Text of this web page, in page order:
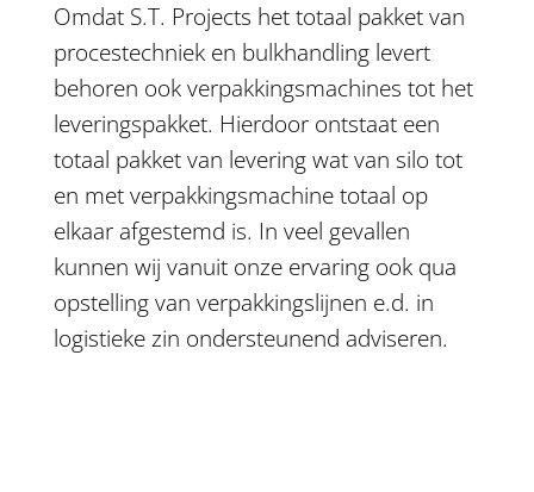
Omdat S.T. Projects het totaal pakket van
procestechniek en bulkhandling levert
behoren ook verpakkingsmachines tot het
leveringspakket. Hierdoor ontstaat een
totaal pakket van levering wat van silo tot
en met verpakkingsmachine totaal op
elkaar afgestemd is. In veel gevallen
kunnen wij vanuit onze ervaring ook qua
opstelling van verpakkingslijnen e.d. in
logistieke zin ondersteunend adviseren.